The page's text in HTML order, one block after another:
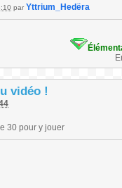
par Yttrium_Hedëra
vidéo !
30 pour y jouer